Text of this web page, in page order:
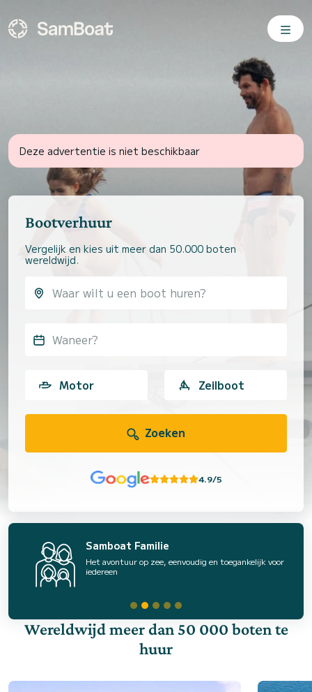
Deze advertentie is niet beschikbaar
Bootverhuur
Vergelijk en kies uit meer dan 50.000 boten
wereldwijd.
Waneer?
Motor Zeilboot
Zoeken
4.9/5
Samboat Familie
Het avontuur op zee, eenvoudig en toegankelijk voor
iedereen
Wereldwijd meer dan 50 000 boten te
huur